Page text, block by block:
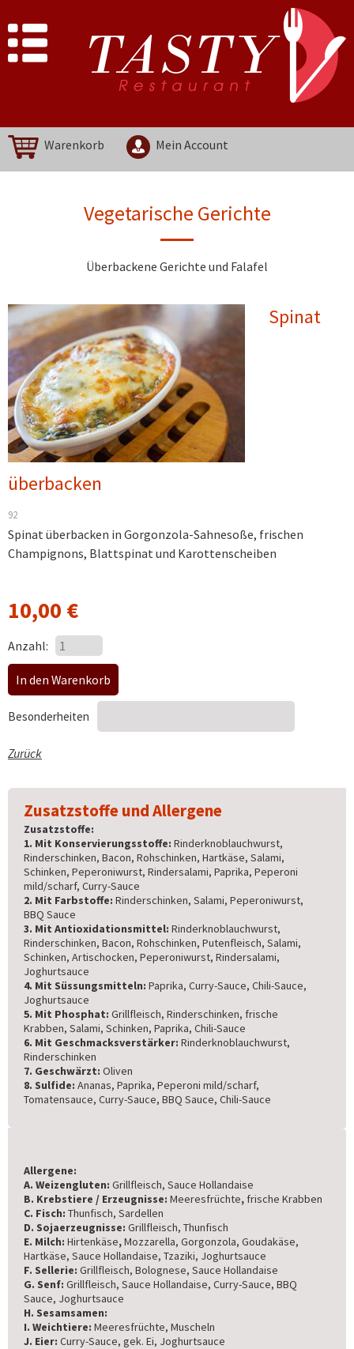
Warenkorb Mein Account
Vegetarische Gerichte
Überbackene Gerichte und Falafel
Spinat
überbacken
92
Spinat überbacken in Gorgonzola-Sahnesoße, frischen
Champignons, Blattspinat und Karottenscheiben
10,00 €
Anzahl:
Besonderheiten
Zurück
Zusatzstoffe und Allergene
Zusatzstoffe:
1. Mit Konservierungsstoffe: Rinderknoblauchwurst,
Rinderschinken, Bacon, Rohschinken, Hartkäse, Salami,
Schinken, Peperoniwurst, Rindersalami, Paprika, Peperoni
mild/scharf, Curry-Sauce
2. Mit Farbstoffe: Rinderschinken, Salami, Peperoniwurst,
BBQ Sauce
3. Mit Antioxidationsmittel: Rinderknoblauchwurst,
Rinderschinken, Bacon, Rohschinken, Putenfleisch, Salami,
Schinken, Artischocken, Peperoniwurst, Rindersalami,
Joghurtsauce
4. Mit Süssungsmitteln: Paprika, Curry-Sauce, Chili-Sauce,
Joghurtsauce
5. Mit Phosphat: Grillfleisch, Rinderschinken, frische
Krabben, Salami, Schinken, Paprika, Chili-Sauce
6. Mit Geschmacksverstärker: Rinderknoblauchwurst,
Rinderschinken
7. Geschwärzt: Oliven
8. Sulfide: Ananas, Paprika, Peperoni mild/scharf,
Tomatensauce, Curry-Sauce, BBQ Sauce, Chili-Sauce
Allergene:
A. Weizengluten: Grillfleisch, Sauce Hollandaise
B. Krebstiere / Erzeugnisse: Meeresfrüchte, frische Krabben
C. Fisch: Thunfisch, Sardellen
D. Sojaerzeugnisse: Grillfleisch, Thunfisch
E. Milch: Hirtenkäse,Mozzarella, Gorgonzola, Goudakäse,
Hartkäse, Sauce Hollandaise, Tzaziki, Joghurtsauce
F. Sellerie: Grillfleisch, Bolognese, Sauce Hollandaise
G. Senf: Grillfleisch, Sauce Hollandaise, Curry-Sauce, BBQ
Sauce, Joghurtsauce
H. Sesamsamen:
I. Weichtiere: Meeresfrüchte, Muscheln
J. Eier: Curry-Sauce, gek. Ei, Joghurtsauce